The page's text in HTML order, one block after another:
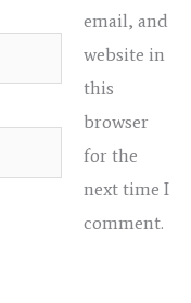
email, and
website in
this
browser
for the
next time I
comment.